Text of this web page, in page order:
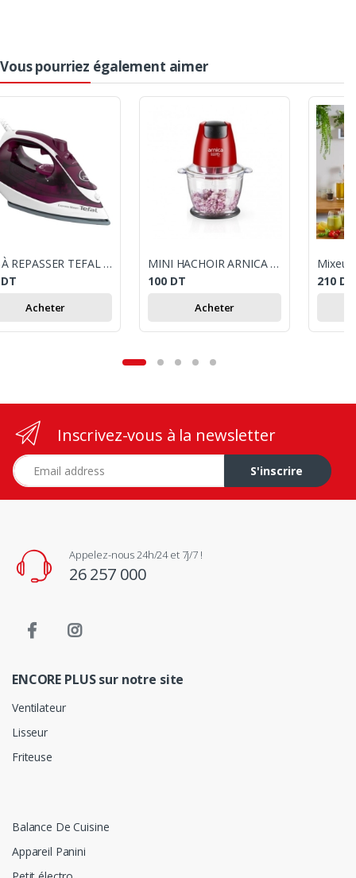
Vous pourriez également aimer
FER À REPASSER TEFAL FV2835EO EXPRESS 2400W - VIOLET
DT
Acheter
MINI HACHOIR ARNICA 1.3 L - 500W - GH21132 - ROUGE
100 DT
Acheter
210 DT
Inscrivez-vous à la newsletter
Adresse e-mail
S'inscrire
Appelez-nous 24h/24 et 7j/7 !
26 257 000
ENCORE PLUS sur notre site
Ventilateur
Lisseur
Friteuse
Balance De Cuisine
Appareil Panini